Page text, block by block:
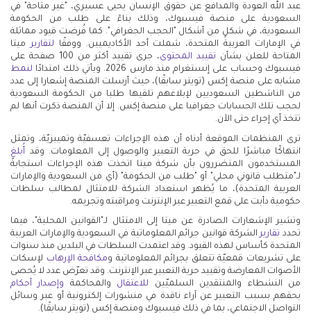
عبد الله العودة والمدافع عن حقوق الإنسان يحيى عسيري، "غير متاحة" في
السعودية على منصة فيسبوك، وذلك بناءً على طلب من الحكومة
السعودية، في شكلٍ من أشكال "الحجب الجغرافي". كما فُرضت قيود مماثلة
في الإمارات العربية المتحدة، شملت أحد الأكاديميين. ووفقًا لتقارير ميتا
المتاحة للعلن بشأن تقييد المحتوى
، جرى تقييد أكثر من 100 صفحة على
فيسبوك وحساب على إنستغرام منذ مارس 2026. ويأتي ذلك امتدادًا
لنمط
مشابه على منصة إكس (تويتر سابقًا)، حيث أرسلت المنصة إشعارا إلى عدد
من الناشطين السعوديين لإبلاغهم تلقيها طلبا من الحكومة السعودية
لحجب تلك الحسابات جغرافيا على منصة إكس. إلا أن المنصة ذكرت أنها لم
تتخذ أي إجراء حتى الآن.
ترى المنظمات الموقعة أدناه أن هذه الإجراءات تعسفيّة وتمييزيّة، وتمثل
انتهاكًا مباشرًا للحق في حرية التعبير والوصول إلى المعلومات. وقد أُبلغ
المستخدمون المتضررون بأن شركة ميتا اتخذت هذه الإجراءات استجابةً
لـ"متطلب قانوني محلي" أو "طلب من الحكومة" (أي من السعودية والإمارات
العربية المتحدة)، ما يُظهر استعداد الشركة للامتثال لمطالب سلطات
حكومية دأبت على قمع التعبير عبر الإنترنت ومراقبته وتجريمه.
وتشير الإشعارات الصادرة عن ميتا إلى الامتثال لـ"القوانين المحلية"، فيما
تحدد تقارير الشركة قوانين جرائم المعلوماتية في السعودية والإمارات العربية
المتحدة كأساس لهذه القيود. وقد اعتمدت السلطات في البلدين منذ سنوات
على تشريعات قمعيّة تتعلق بجرائم المعلوماتية ومكافحة الإرهاب لإسكات
الأصوات المعارضة وتقييد حرية التعبير عبر الإنترنت. وقد تعرّض عدد لا يُحصى
من النشطاء والمنتقدين السلميّين للاعتقال والمحاكمة
وإصدار أحكام
بحقهم بسبب التعبير عن آراء ناقدة في منشورات إلكترونية أو عبر وسائل
التواصل الاجتماعي، بما في ذلك فيسبوك ومنصة إكس (تويتر سابقًا).